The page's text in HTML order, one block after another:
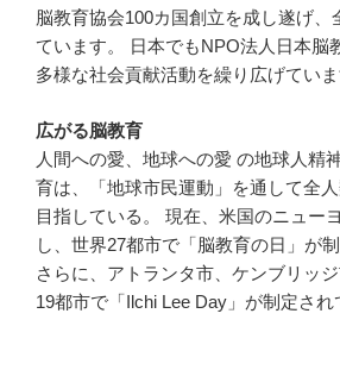
脳教育協会100カ国創立を成し遂げ、
ています。 日本でもNPO法人日本脳
多様な社会貢献活動を繰り広げていま
広がる脳教育
人間への愛、地球への愛 の地球人精
育は、「地球市民運動」を通して全
目指している。 現在、米国のニュー
し、世界27都市で「脳教育の日」が
さらに、アトランタ市、ケンブリッ
19都市で「Ilchi Lee Day」が制定され